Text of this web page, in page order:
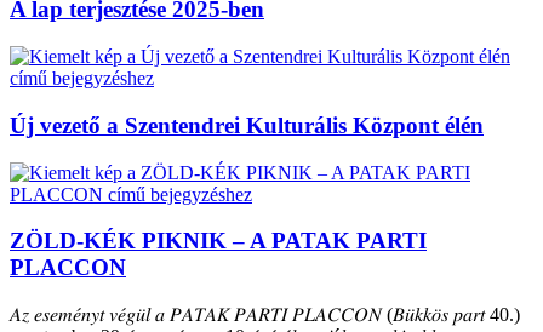
A lap terjesztése 2025-ben
Új vezető a Szentendrei Kulturális Központ élén
ZÖLD-KÉK PIKNIK – A PATAK PARTI
PLACCON
𝐴𝑧 𝑒𝑠𝑒𝑚𝑒́𝑛𝑦𝑡 𝑣𝑒́𝑔𝑢̈𝑙 𝑎 𝑃𝐴𝑇𝐴𝐾 𝑃𝐴𝑅𝑇𝐼 𝑃𝐿𝐴𝐶𝐶𝑂𝑁 (𝐵𝑢̈𝑘𝑘𝑜̈𝑠 𝑝𝑎𝑟𝑡 40.)